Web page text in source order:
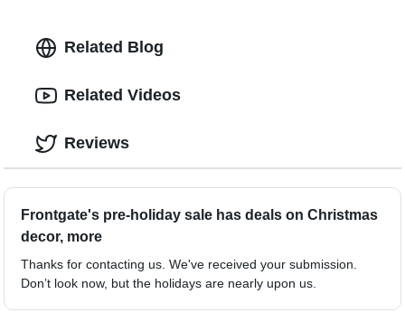
Related Blog
Frontgate's pre-holiday sale has deals on Christmas
decor, more
Thanks for contacting us. We've received your submission.
Don’t look now, but the holidays are nearly upon us.
Related Videos
Reviews